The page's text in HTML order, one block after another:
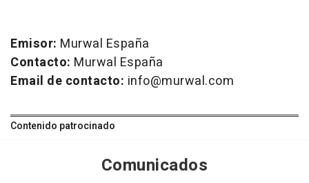
Emisor: Murwal España
Contacto: Murwal España
Email de contacto: info@murwal.com
Contenido patrocinado
Comunicados